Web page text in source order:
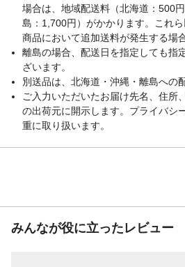
場合は、地域配送料（北海道：500
島：1,700円）がかかります。これ
商品において追加送料が発生する場
離島の場合、配送日を指定しても指
ざいます。
別送品は、北海道・沖縄・離島への
ご入力いただいたお届け先名、住所
の出荷元に開示します。プライバシ
重に取り扱います。
みんなが役に立ったレビュー